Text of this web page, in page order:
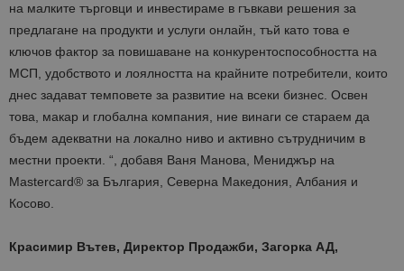
на малките търговци и инвестираме в гъвкави решения за
предлагане на продукти и услуги онлайн, тъй като това е
ключов фактор за повишаване на конкурентоспособността на
МСП, удобството и лоялността на крайните потребители, които
днес задават темповете за развитие на всеки бизнес. Освен
това, макар и глобална компания, ние винаги се стараем да
бъдем адекватни на локално ниво и активно сътрудничим в
местни проекти. “, добавя Ваня Манова, Мениджър на
Mastercard® за България, Северна Македония, Албания и
Косово.
Красимир Вътев, Директор Продажби, Загорка АД,